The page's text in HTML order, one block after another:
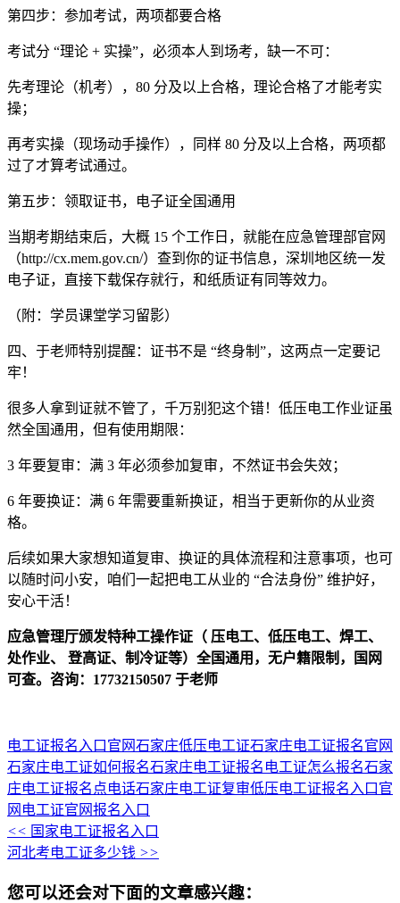
第四步：参加考试，两项都要合格
考试分 “理论 + 实操”，必须本人到场考，缺一不可：
先考理论（机考），80 分及以上合格，理论合格了才能考实
操；
再考实操（现场动手操作），同样 80 分及以上合格，两项都
过了才算考试通过。
第五步：领取证书，电子证全国通用
当期考期结束后，大概 15 个工作日，就能在应急管理部官网
（http://cx.mem.gov.cn/）查到你的证书信息，深圳地区统一发
电子证，直接下载保存就行，和纸质证有同等效力。
（附：学员课堂学习留影）
四、于老师特别提醒：证书不是 “终身制”，这两点一定要记
牢！
很多人拿到证就不管了，千万别犯这个错！低压电工作业证虽
然全国通用，但有使用期限：
3 年要复审：满 3 年必须参加复审，不然证书会失效；
6 年要换证：满 6 年需要重新换证，相当于更新你的从业资
格。
后续如果大家想知道复审、换证的具体流程和注意事项，也可
以随时问小安，咱们一起把电工从业的 “合法身份” 维护好，
安心干活！
应急管理厅颁发特种工操作证（ 压电工、低压电工、焊工、
处作业、 登高证、制冷证等）全国通用，无户籍限制，国网
可查。咨询：17732150507 于老师
电工证报名入口官网石家庄低压电工证石家庄电工证报名官网
石家庄电工证如何报名石家庄电工证报名 电工证怎么报名石家
庄电工证报名点电话石家庄电工证复审低压电工证报名入口官
网 电工证官网报名入口
<< 国家电工证报名入口
河北考电工证多少钱 >>
您可以还会对下面的文章感兴趣：